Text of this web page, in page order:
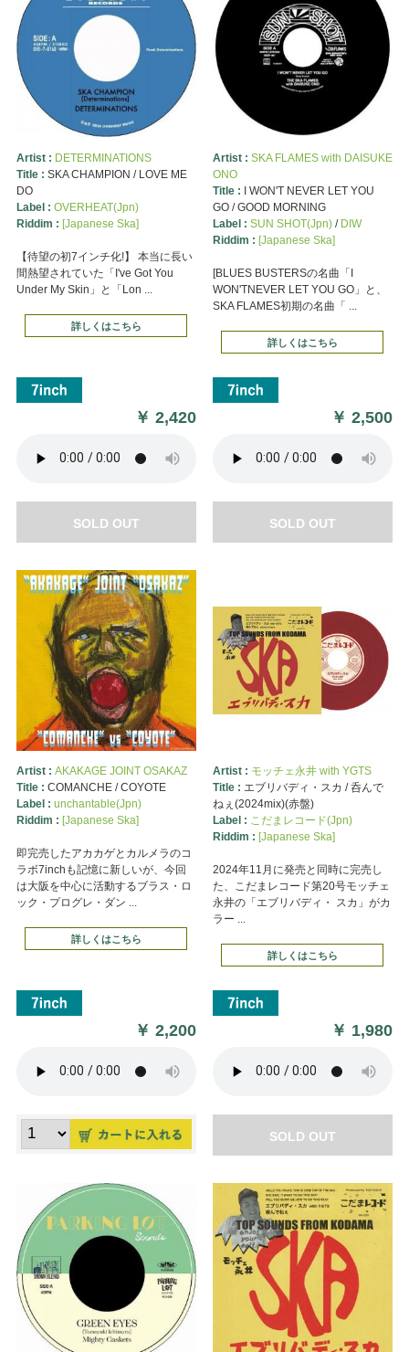
Artist : DETERMINATIONS
Title : SKA CHAMPION / LOVE ME
DO
Label : OVERHEAT(Jpn)
Riddim : [Japanese Ska]
【待望の初7インチ化!】 本当に長い
間熱望されていた「I've Got You
Under My Skin」と「Lon ...
詳しくはこちら
￥2,420
SOLD OUT
Artist : SKA FLAMES with DAISUKE
ONO
Title : I WON'T NEVER LET YOU
GO / GOOD MORNING
Label : SUN SHOT(Jpn)/ DIW
Riddim : [Japanese Ska]
[BLUES BUSTERSの名曲「I
WON'TNEVER LET YOU GO」と、
SKA FLAMES初期の名曲「 ...
詳しくはこちら
￥2,500
SOLD OUT
Artist : AKAKAGE JOINT OSAKAZ
Title : COMANCHE / COYOTE
Label : unchantable(Jpn)
Riddim : [Japanese Ska]
即完売したアカカゲとカルメラのコ
ラボ7inchも記憶に新しいが、今回
は大阪を中心に活動するブラス・ロ
ック・プログレ・ダン ...
詳しくはこちら
￥2,200
Artist : モッチェ永井 with YGTS
Title : エブリバディ・スカ / 呑んで
ねぇ(2024mix)(赤盤)
Label : こだまレコード(Jpn)
Riddim : [Japanese Ska]
2024年11月に発売と同時に完売し
た、こだまレコード第20号モッチェ
永井の「エブリバディ・ スカ」がカ
ラー ...
詳しくはこちら
￥ 1,980
SOLD OUT